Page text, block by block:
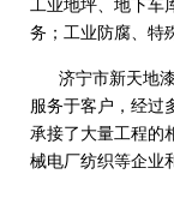
工业地坪、地下车
务；工业防腐、特
济宁市新天地漆
服务于客户，经过
承接了大量工程的
械电厂纺织等企业